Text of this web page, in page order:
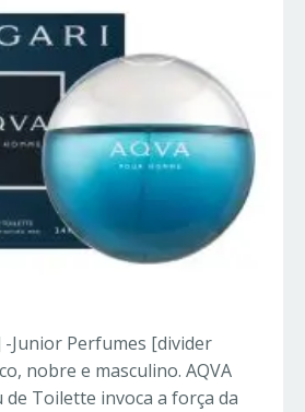
-Junior Perfumes [divider
nobre e masculino. AQVA
de Toilette invoca a força da